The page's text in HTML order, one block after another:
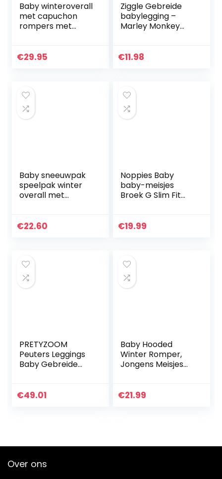
Baby winteroverall
met capuchon
rompers met
jongens warme
€29.95
Ziggle Gebreide
babylegging –
Marley Monkey
€11.98
Baby sneeuwpak
speelpak winter
overall met
jongens warme
€22.60
Noppies Baby
baby-meisjes
Broek G Slim Fit
€19.99
PRETYZOOM
Peuters Leggings
Baby Gebreide
Gedrukt Dikke
€49.01
Baby Hooded
Winter Romper,
Jongens Meisjes
Warmer Bodysuits
€21.99
Over ons